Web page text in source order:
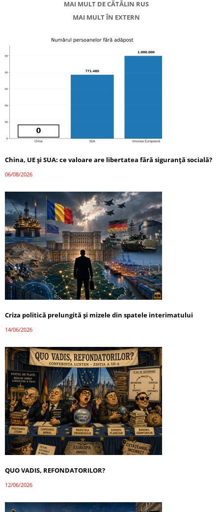
MAI MULT DE CĂTĂLIN RUS
MAI MULT ÎN EXTERN
China, UE și SUA: ce valoare are libertatea fără siguranță socială?
06/08/2026
Criza politică prelungită și mizele din spatele interimatului
14/06/2026
QUO VADIS, REFONDATORILOR?
12/06/2026